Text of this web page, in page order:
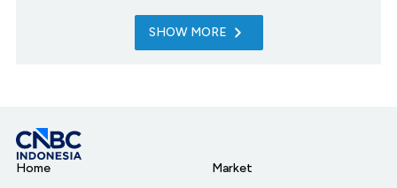
SHOW MORE
Home
Market